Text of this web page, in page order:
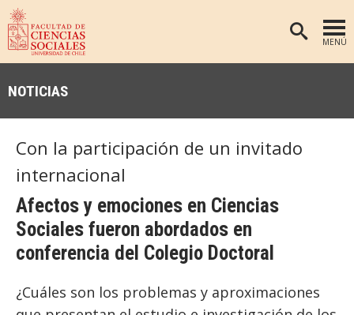
MENÚ
PSICOLOGÍA
SOCIOLOGÍA
INVESTIGACIÓN
PUBLICACIONES
BIBLIOTECA
NOTICIAS
Con la participación de un invitado
internacional
Afectos y emociones en Ciencias
Sociales fueron abordados en
conferencia del Colegio Doctoral
¿Cuáles son los problemas y aproximaciones